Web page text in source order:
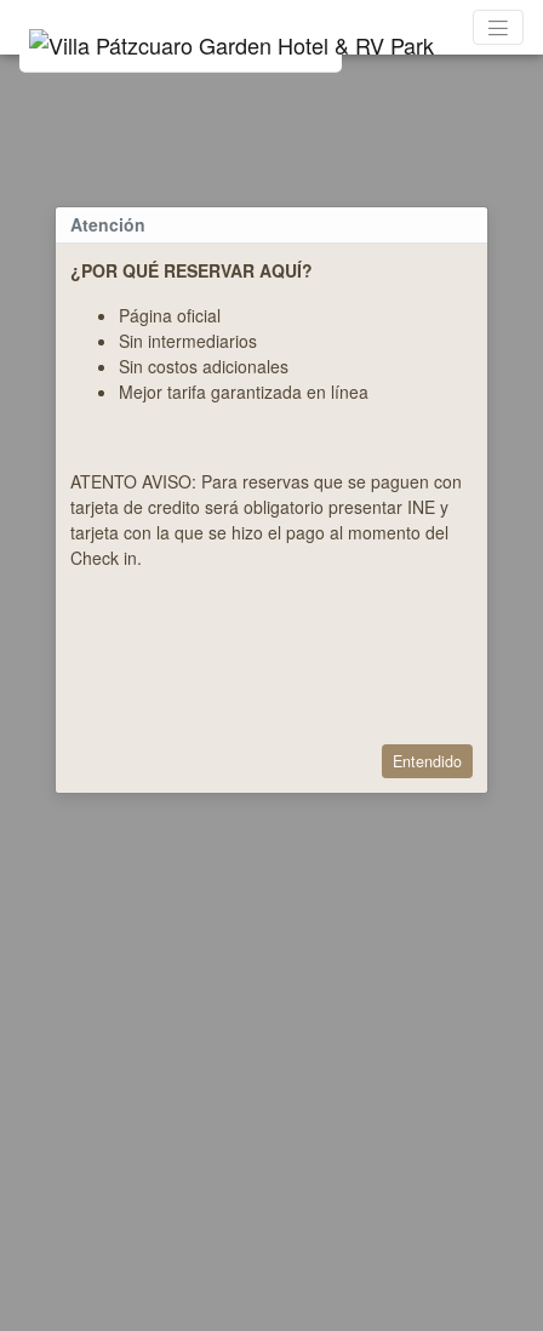
Atención
¿POR QUÉ RESERVAR AQUÍ?
Página oficial
Sin intermediarios
Sin costos adicionales
Mejor tarifa garantizada en línea
ATENTO AVISO: Para reservas que se paguen con
tarjeta de credito será obligatorio presentar INE y
tarjeta con la que se hizo el pago al momento del
Check in.
Entendido